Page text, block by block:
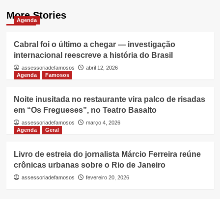
More Stories
Agenda
Cabral foi o último a chegar — investigação
internacional reescreve a história do Brasil
assessoriadefamosos
abril 12, 2026
Agenda
Famosos
Noite inusitada no restaurante vira palco de risadas
em “Os Fregueses”, no Teatro Basalto
assessoriadefamosos
março 4, 2026
Agenda
Geral
Livro de estreia do jornalista Márcio Ferreira reúne
crônicas urbanas sobre o Rio de Janeiro
assessoriadefamosos fevereiro 20, 2026